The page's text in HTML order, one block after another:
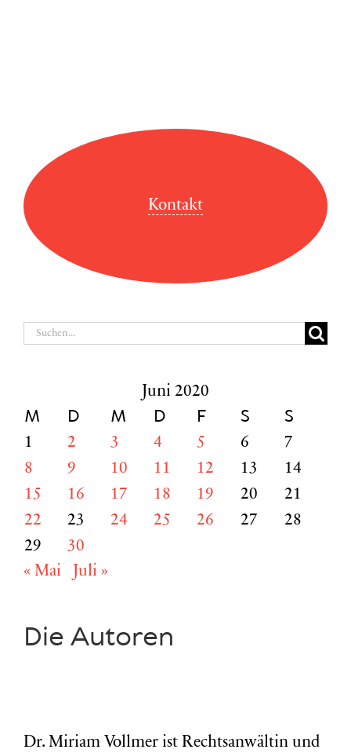
Kontakt
Suche
Juni 2020
M D M D F S S
1 2 3 4 5 6
7
8
9 10 11 12 13
14
15
16 17 18 19 20
21
22
23 24 25 26 27
28
29
30
« Mai
Juli »
Die Autoren
Dr. Miriam Vollmer ist Rechtsanwältin und